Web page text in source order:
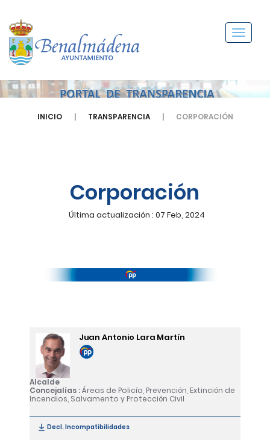
Menú
INICIO TRANSPARENCIA CORPORACIÓN
Corporación
Última actualización : 07 Feb, 2024
Juan Antonio Lara Martín
Alcalde
Concejalías :Áreas de Policía, Prevención, Extinción de
Incendios, Salvamento y Protección Civil
Decl. Incompatibilidades[Juan Antonio Lara Martín]